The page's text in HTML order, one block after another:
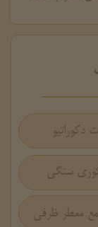
معطر ظرفی
سنگی
دکوراتیو